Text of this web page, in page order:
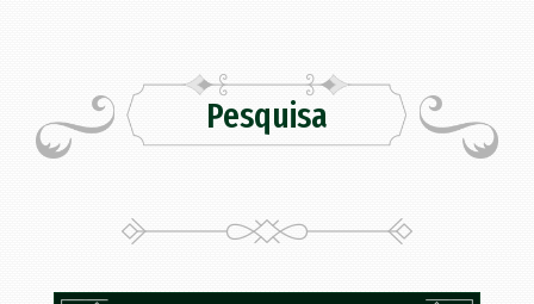
Pesquisa